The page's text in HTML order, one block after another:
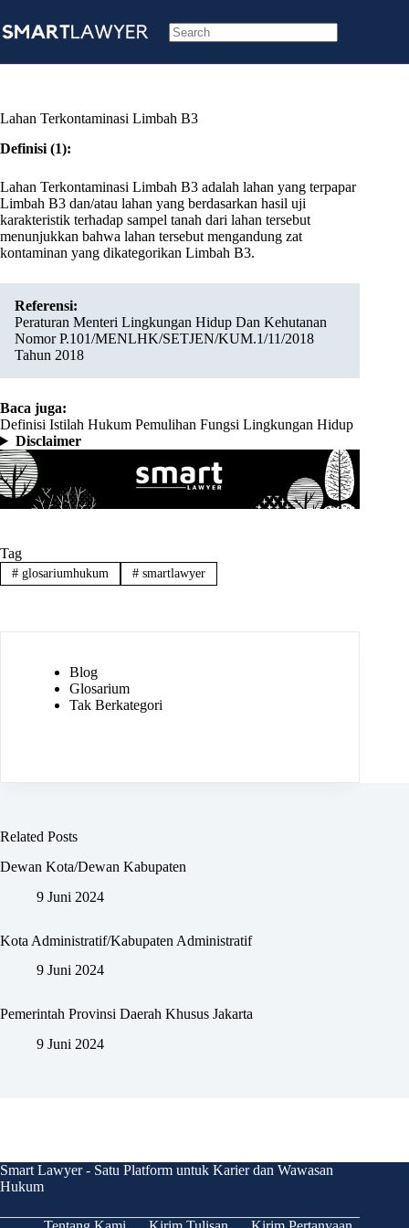
to
content
results
Lahan Terkontaminasi Limbah B3
Definisi (1):
Lahan Terkontaminasi Limbah B3 adalah lahan yang terpapar
Limbah B3 dan/atau lahan yang berdasarkan hasil uji
karakteristik terhadap sampel tanah dari lahan tersebut
menunjukkan bahwa lahan tersebut mengandung zat
kontaminan yang dikategorikan Limbah B3.
Referensi:
Peraturan Menteri Lingkungan Hidup Dan Kehutanan
Nomor P.101/MENLHK/SETJEN/KUM.1/11/2018
Tahun 2018
Baca juga:
Definisi Istilah Hukum Pemulihan Fungsi Lingkungan Hidup
Disclaimer
Tag
#glosariumhukum #smartlawyer
Blog
Glosarium
Tak Berkategori
Related Posts
Dewan Kota/Dewan Kabupaten
9 Juni 2024
Kota Administratif/Kabupaten Administratif
9 Juni 2024
Pemerintah Provinsi Daerah Khusus Jakarta
9 Juni 2024
Smart Lawyer - Satu Platform untuk Karier dan Wawasan
Hukum